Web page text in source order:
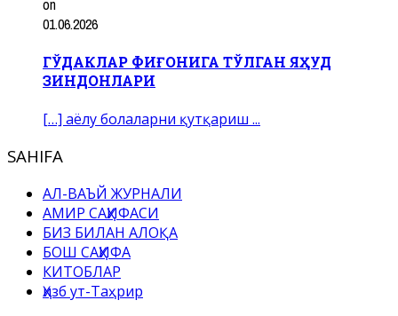
on
01.06.2026
ГЎДАКЛАР ФИҒОНИГА ТЎЛГАН ЯҲУД
ЗИНДОНЛАРИ
[…] аёлу болаларни қутқариш ...
SAHIFA
АЛ-ВАЪЙ ЖУРНАЛИ
АМИР САҲИФАСИ
БИЗ БИЛАН АЛОҚА
БОШ САҲИФА
КИТОБЛАР
Ҳизб ут-Таҳрир